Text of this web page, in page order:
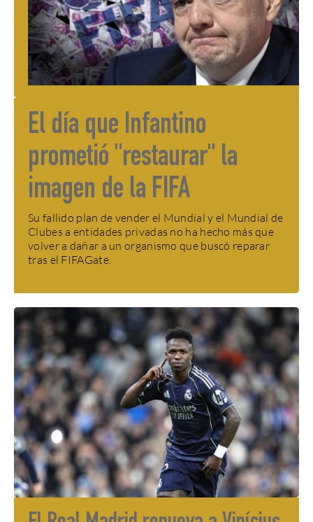
El día que Infantino
prometió "restaurar" la
imagen de la FIFA
Su fallido plan de vender el Mundial y el Mundial de
Clubes a entidades privadas no ha hecho más que
volver a dañar a un organismo que buscó reparar
tras el FIFAGate.